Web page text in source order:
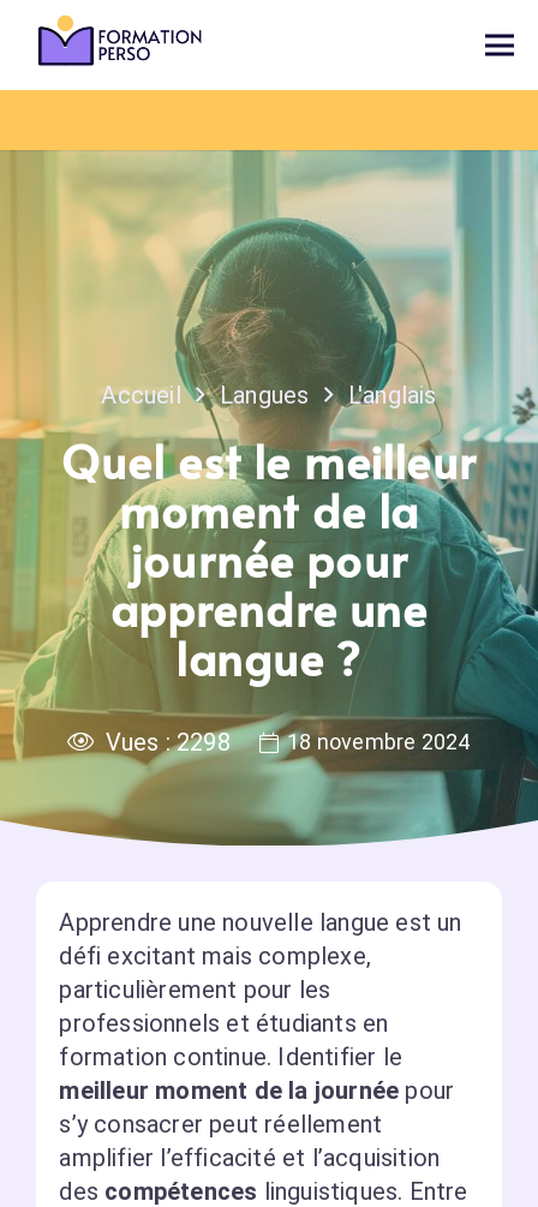
Accueil Langues L'anglais
Quel est le meilleur
moment de la
journée pour
apprendre une
langue ?
Vues :2298 18 novembre 2024
Apprendre une nouvelle langue est un
défi excitant mais complexe,
particulièrement pour les
professionnels et étudiants en
formation continue. Identifier le
meilleur moment de la journée pour
s’y consacrer peut réellement
amplifier l’efficacité et l’acquisition
des compétences linguistiques. Entre